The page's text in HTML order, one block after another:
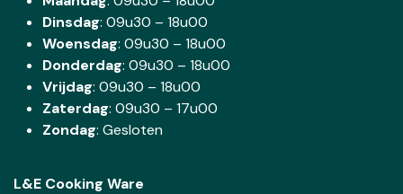
Dinsdag: 09u30 – 18u00
Woensdag: 09u30 – 18u00
Donderdag: 09u30 – 18u00
Vrijdag: 09u30 – 18u00
Zaterdag: 09u30 – 17u00
Zondag: Gesloten
L&E Cooking Ware